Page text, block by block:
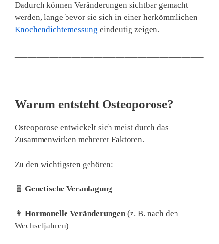
Dadurch können Veränderungen sichtbar gemacht
werden, lange bevor sie sich in einer herkömmlichen
Knochendichtemessung eindeutig zeigen.
Warum entsteht Osteoporose?
Osteoporose entwickelt sich meist durch das
Zusammenwirken mehrerer Faktoren.
Zu den wichtigsten gehören:
🧬 Genetische Veranlagung
👩 Hormonelle Veränderungen (z. B. nach den
Wechseljahren)